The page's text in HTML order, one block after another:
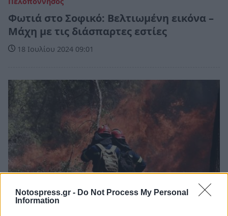
Notospress.gr - Do Not Process My Personal
Information
Φωτιά στο Σοφικό: Βελτιωμένη εικόνα –
Μάχη με τις διάσπαρτες εστίες
18 Ιουλίου 2024 09:01